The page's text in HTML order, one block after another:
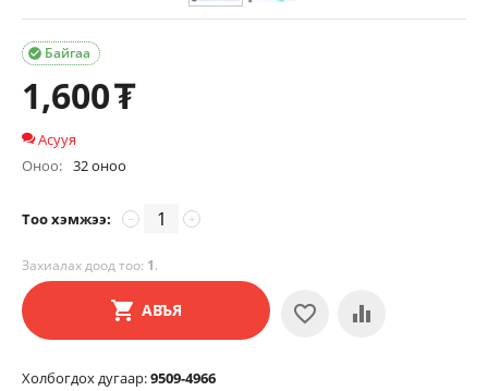
Байгаа

1,600₮
Асууя
Оноо: 32 оноо
Тоо хэмжээ: +
−
Захиалах доод тоо: 1.
АВЪЯ
Холбогдох дугаар:9509-4966